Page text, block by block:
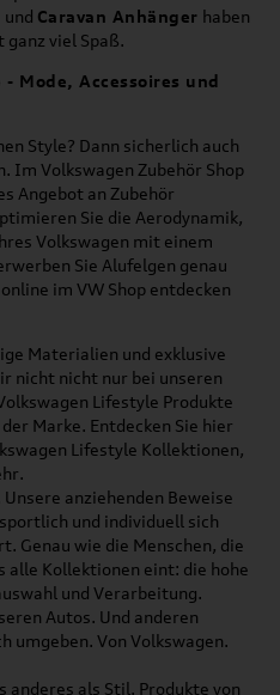
und Caravan Anhänger haben
viel Spaß.
Mode, Accessoires und
Style? Dann sicherlich auch
Im Volkswagen Zubehör Shop
Angebot an Zubehör
Sie die Aerodynamik,
Volkswagen mit einem
Sie Alufelgen genau
im VW Shop entdecken
Materialien und exklusive
nicht nicht nur bei unseren
Lifestyle Produkte
Marke. Entdecken Sie hier
Lifestyle Kollektionen,
anziehenden Beweise
und individuell sich
Genau wie die Menschen, die
alle Kollektionen eint: die hohe
und Verarbeitung.
Autos. Und anderen
umgeben. Von Volkswagen.
anderes als Stil. Produkte von